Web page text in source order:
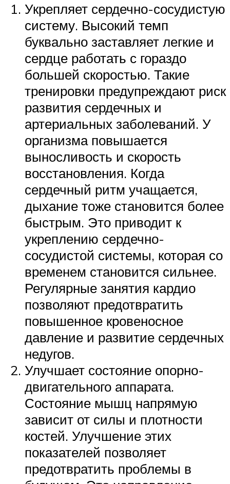
Укрепляет сердечно-сосудистую
систему. Высокий темп
буквально заставляет легкие и
сердце работать с гораздо
большей скоростью. Такие
тренировки предупреждают риск
развития сердечных и
артериальных заболеваний. У
организма повышается
выносливость и скорость
восстановления. Когда
сердечный ритм учащается,
дыхание тоже становится более
быстрым. Это приводит к
укреплению сердечно-
сосудистой системы, которая со
временем становится сильнее.
Регулярные занятия кардио
позволяют предотвратить
повышенное кровеносное
давление и развитие сердечных
недугов.
Улучшает состояние опорно-
двигательного аппарата.
Состояние мышц напрямую
зависит от силы и плотности
костей. Улучшение этих
показателей позволяет
предотвратить проблемы в